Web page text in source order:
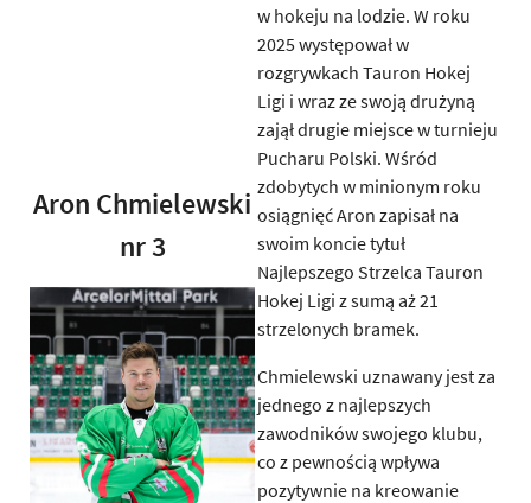
Aron Chmielewski
nr 3
w hokeju na lodzie. W roku
2025 występował w
rozgrywkach Tauron Hokej
Ligi i wraz ze swoją drużyną
zajął drugie miejsce w turnieju
Pucharu Polski. Wśród
zdobytych w minionym roku
osiągnięć Aron zapisał na
swoim koncie tytuł
Najlepszego Strzelca Tauron
Hokej Ligi z sumą aż 21
strzelonych bramek.
Chmielewski uznawany jest za
jednego z najlepszych
zawodników swojego klubu,
co z pewnością wpływa
pozytywnie na kreowanie